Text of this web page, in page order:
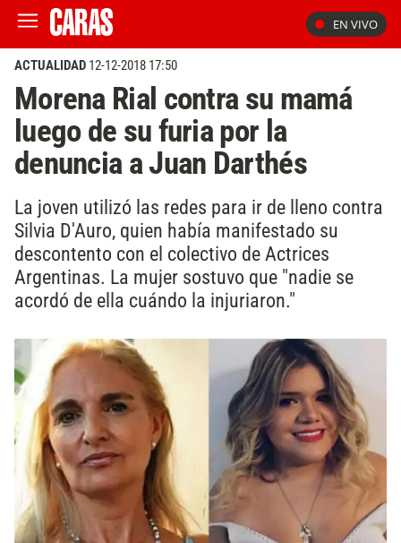
EN VIVO
ACTUALIDAD 12-12-2018 17:50
Morena Rial contra su mamá
luego de su furia por la
denuncia a Juan Darthés
La joven utilizó las redes para ir de lleno contra
Silvia D'Auro, quien había manifestado su
descontento con el colectivo de Actrices
Argentinas. La mujer sostuvo que "nadie se
acordó de ella cuándo la injuriaron."